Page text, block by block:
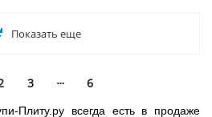
Показать еще
3 6
Плиту.ру всегда есть в продаже